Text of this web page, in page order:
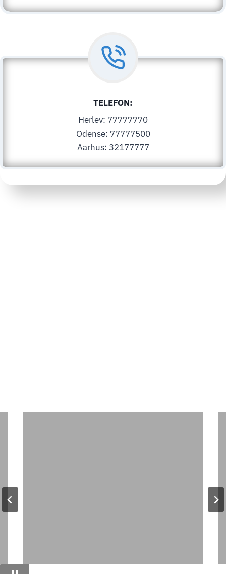
TELEFON:
Herlev: 77777770
Odense: 77777500
Aarhus: 32177777